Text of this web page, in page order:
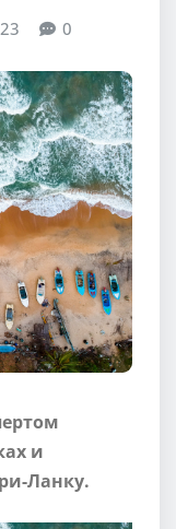
0
и
Ланку.